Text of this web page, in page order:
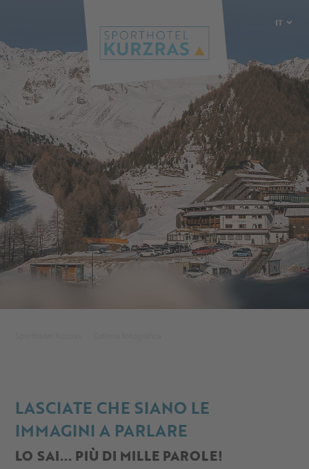
IT
LASCIATE CHE SIANO LE
IMMAGINI A PARLARE
LO SAI... PIÙ DI MILLE PAROLE!